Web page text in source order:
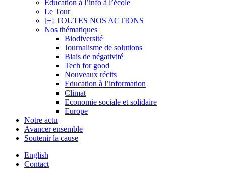
Éducation à l’info à l’école
Le Tour
[+] TOUTES NOS ACTIONS
Nos thématiques
Biodiversité
Journalisme de solutions
Biais de négativité
Tech for good
Nouveaux récits
Education à l’information
Climat
Economie sociale et solidaire
Europe
Notre actu
Avancer ensemble
Soutenir la cause
English
Contact